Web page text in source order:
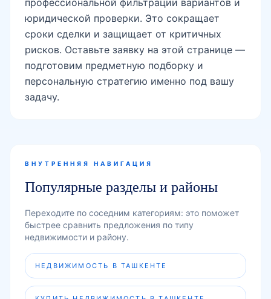
подготовим предметную подборку и
персональную стратегию именно под вашу
задачу.
быстрее сравнить предложения по типу
недвижимости и району.
КУПИТЬ НЕДВИЖИМОСТЬ В ТАШКЕНТЕ